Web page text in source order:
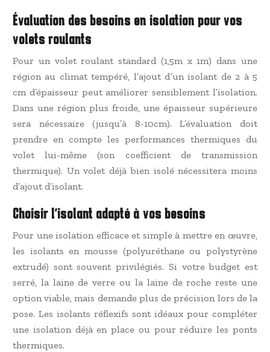
Évaluation des besoins en isolation pour vos
volets roulants
Pour un volet roulant standard (1,5m x 1m) dans une
région au climat tempéré, l’ajout d’un isolant de 2 à 5
cm d’épaisseur peut améliorer sensiblement l’isolation.
Dans une région plus froide, une épaisseur supérieure
sera nécessaire (jusqu’à 8-10cm). L’évaluation doit
prendre en compte les performances thermiques du
volet lui-même (son coefficient de transmission
thermique). Un volet déjà bien isolé nécessitera moins
d’ajout d’isolant.
Choisir l’isolant adapté à vos besoins
Pour une isolation efficace et simple à mettre en œuvre,
les isolants en mousse (polyuréthane ou polystyrène
extrudé) sont souvent privilégiés. Si votre budget est
serré, la laine de verre ou la laine de roche reste une
option viable, mais demande plus de précision lors de la
pose. Les isolants réflexifs sont idéaux pour compléter
une isolation déjà en place ou pour réduire les ponts
thermiques.